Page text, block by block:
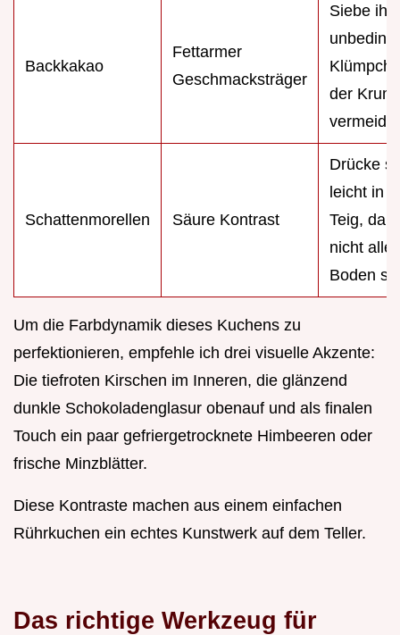
Backkakao
Fettarmer
Geschmacksträger
Siebe ihn
der
Schattenmorellen Säure Kontrast
Drücke
leicht in
Teig,
nicht alle
Boden
Um die Farbdynamik dieses Kuchens zu
perfektionieren, empfehle ich drei visuelle Akzente:
Die tiefroten Kirschen im Inneren, die glänzend
dunkle Schokoladenglasur obenauf und als finalen
Touch ein paar gefriergetrocknete Himbeeren oder
frische Minzblätter.
Diese Kontraste machen aus einem einfachen
Rührkuchen ein echtes Kunstwerk auf dem Teller.
Das richtige Werkzeug für